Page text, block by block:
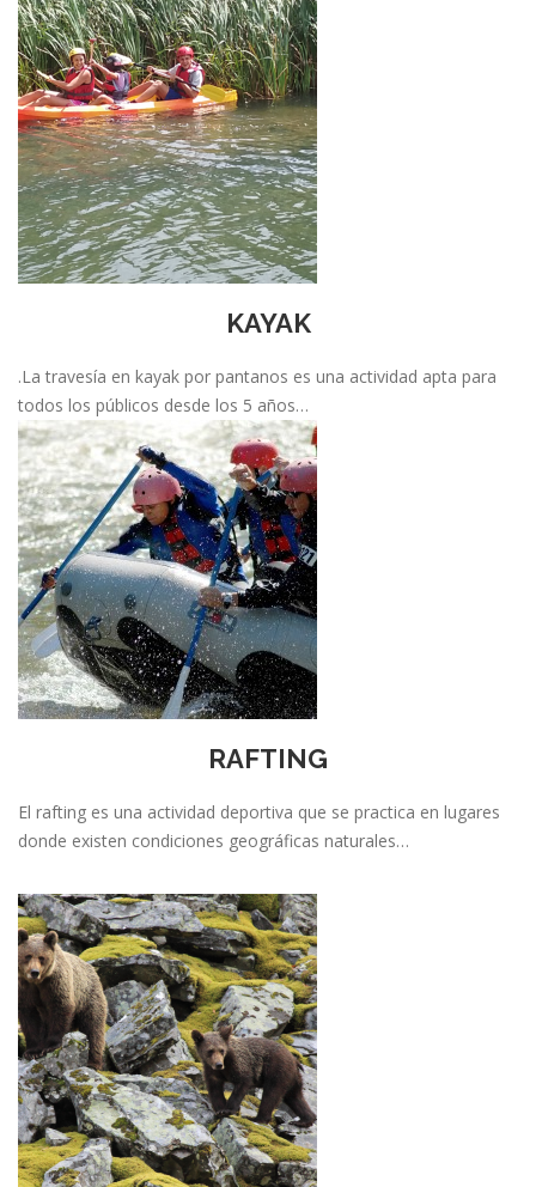
KAYAK
.La travesía en kayak por pantanos es una actividad apta para
todos los públicos desde los 5 años…
RAFTING
El rafting es una actividad deportiva que se practica en lugares
donde existen condiciones geográficas naturales…